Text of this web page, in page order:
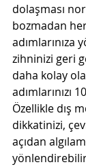
dolaşması
bozmadan
adımlarınıza
zihninizi geri
daha kolay
adımlarınızı
Özellikle dış
dikkatinizi,
açıdan